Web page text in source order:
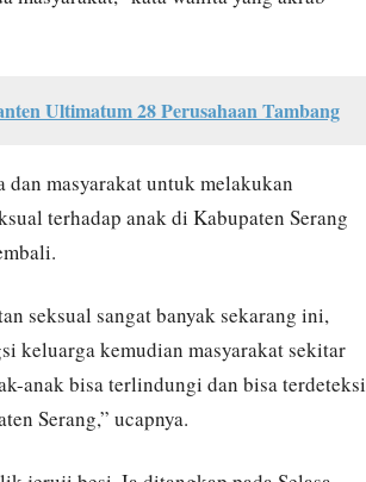
Ultimatum 28 Perusahaan Tambang
masyarakat untuk melakukan
terhadap anak di Kabupaten Serang
seksual sangat banyak sekarang ini,
keluarga kemudian masyarakat sekitar
anak bisa terlindungi dan bisa terdeteksi
Serang,” ucapnya.